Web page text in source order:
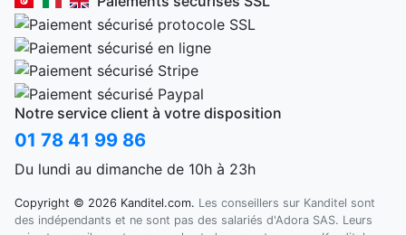
Notre service client à votre disposition
01 78 41 99 86
Du lundi au dimanche de 10h à 23h
Copyright © 2026 Kanditel.com. Les conseillers sur Kanditel sont
des indépendants et ne sont pas des salariés d'Adora SAS. Leurs